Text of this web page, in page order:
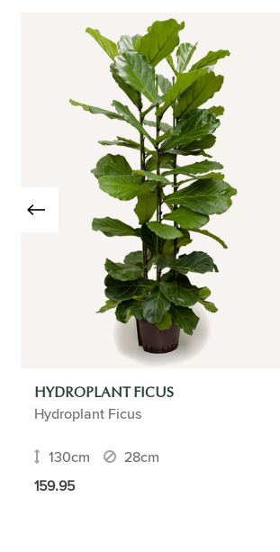
HYDROPLANT FICUS
Hydroplant Ficus
130cm
28cm
159.95